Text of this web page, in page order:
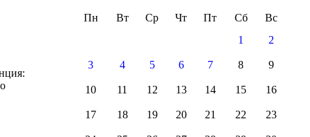
Пн Вт Ср Чт Пт Сб
Вс
1
2
3 4 5 6 7 8 9
10 11 12 13 14 15 16
17 18 19 20 21 22 23